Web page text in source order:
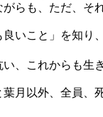
らも、ただ、そ
いこと」を知り
、これからも生
月以外、全員、